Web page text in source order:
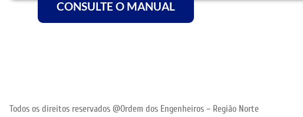
CONSULTE O MANUAL
Todos os direitos reservados @Ordem dos Engenheiros – Região Norte